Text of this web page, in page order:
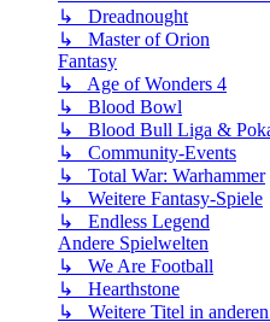
↳ Dreadnought
↳ Master of Orion
Fantasy
↳ Age of Wonders 4
↳ Blood Bowl
↳ Blood Bull Liga &
↳ Community-Events
↳ Total War: Warhammer
↳ Weitere Fantasy-Spiele
↳ Endless Legend
Andere Spielwelten
↳ We Are Football
↳ Hearthstone
↳ Weitere Titel in